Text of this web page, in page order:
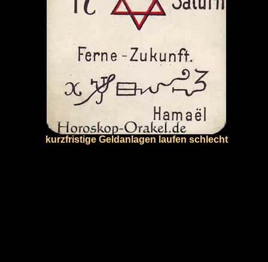
kurzfristige Geldanlagen laufen schlecht